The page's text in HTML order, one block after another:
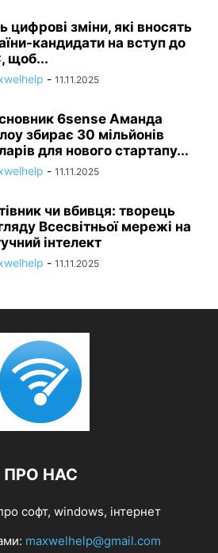
цифрові зміни, які вносять
кандидати на вступ до
щоб...
- 11.11.2025
6sense Аманда
збирає 30 мільйонів
для нового стартапу...
- 11.11.2025
чи вбивця: творець
Всесвітньої мережі на
інтелект
- 11.11.2025
ПРО НАС
софт, windows, інтернет
maxwelhelp@gmail.com